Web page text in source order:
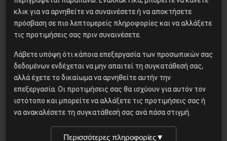
Βλαντίμιρ Τριανταφίλοφ: ο
Ελληνοπόντιος στρατιωτικός
εγκέφαλος του Κόκκινου
Στρατού
Αντιφασιστικός Σεπτέμβρης
2026
Στρατός 173 MEA/ΑΠ: Θητεία ή
κλικ για να αρνηθείτε να συναινέσετε ή να αποκτήσετε
πρόσβαση σε πιο λεπτομερείς πληροφορίες και να αλλάξετε
τις προτιμήσεις σας πριν συναινέσετε.
Λάβετε υπόψη ότι κάποια επεξεργασία των προσωπικών σας
δεδομένων ενδέχεται να μην απαιτεί τη συγκατάθεσή σας,
αλλά έχετε το δικαίωμα να αρνηθείτε αυτήν την
επεξεργασία. Οι προτιμήσεις σας θα ισχύουν για αυτόν τον
ιστότοπο και μπορείτε να αλλάξετε τις προτιμήσεις σας ή
να ανακαλέσετε τη συγκατάθεσή σας ανά πάσα στιγμή.
Περισσότερες πληροφορίες▼